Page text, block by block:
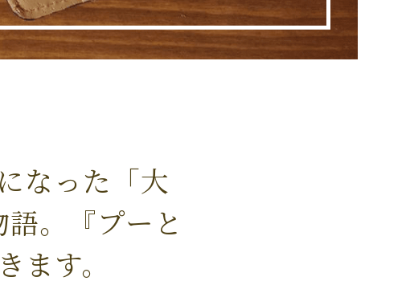
なった「大
。『プーと
す。